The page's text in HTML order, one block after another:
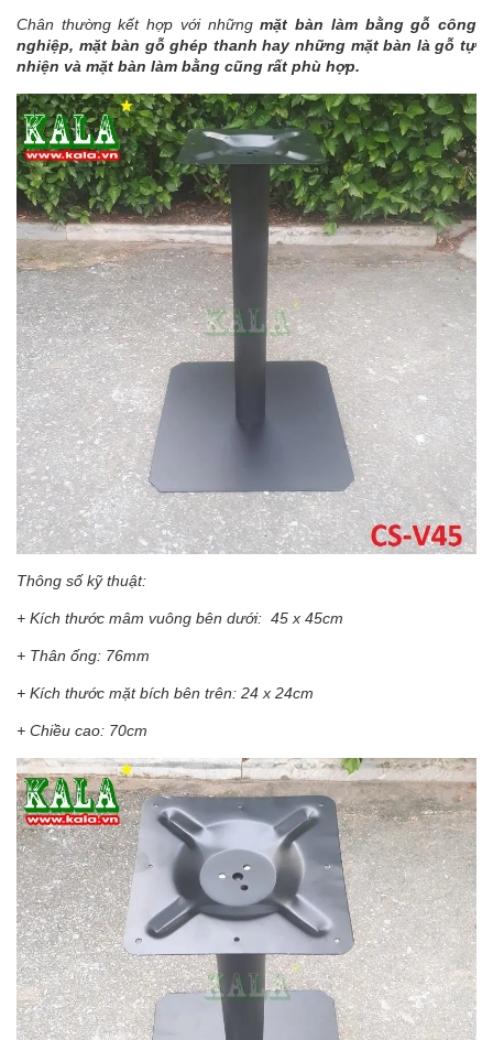
Chân thường kết hợp với nhữngmặt bàn làm bằng gỗ công
nghiệp, mặt bàn gỗ ghép thanh hay những mặt bàn là gỗ tự
nhiện và mặt bàn làm bằng cũng rất phù hợp.
Thông số kỹ thuật:
+ Kích thước mâm vuông bên dưới: 45 x 45cm
+ Thân ống: 76mm
+ Kích thước mặt bích bên trên: 24 x 24cm
+ Chiều cao: 70cm